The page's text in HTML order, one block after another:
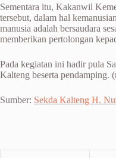
Sementara itu, Kakanwil
tersebut, dalam hal
manusia adalah bersaudara
memberikan pertolongan
Pada kegiatan ini hadir pula
Kalteng beserta pendamping.
Sumber: Sekda Kalteng H.